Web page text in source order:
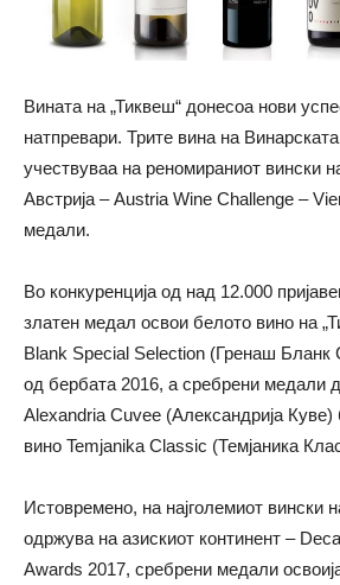
Вината на „Тиквеш“ донесоа нови
натпревари. Трите вина на
учествуваа на реномираниот вински
Австрија – Austria Wine Challenge –
медали.
Во конкуренција од над 12.000
златен медал освои белото вино на
Blank Special Selection (Гренаш
од бербата 2016, а сребрени медали
Alexandria Cuvee (Александрија
вино Temjanika Classic (Темјаника
Истовремено, на најголемиот вински
одржува на азискиот континент –
Awards 2017, сребрени медали